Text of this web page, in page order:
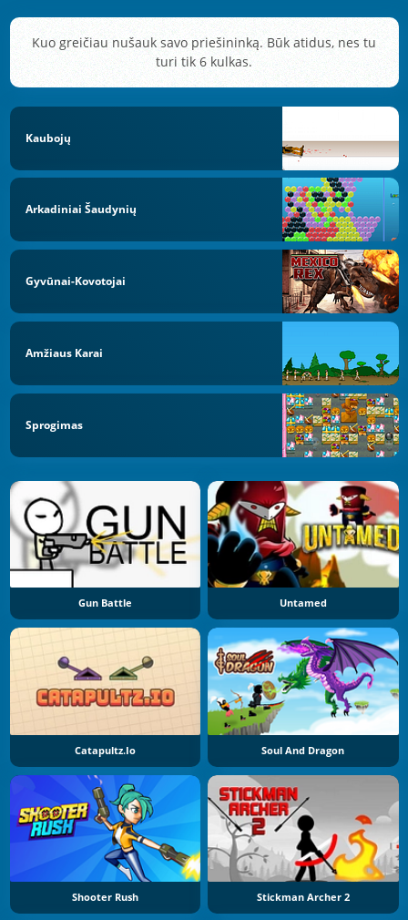
Kuo greičiau nušauk savo priešininką. Būk atidus, nes tu
turi tik 6 kulkas.
Kaubojų
Arkadiniai Šaudynių
Gyvūnai-Kovotojai
Amžiaus Karai
Sprogimas
Gun Battle Untamed
Catapultz.io Soul And Dragon
Shooter Rush Stickman Archer 2